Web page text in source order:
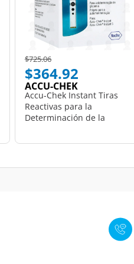
Price reduced from
$725.06to
$364.92
ACCU-CHEK
Accu-Chek Instant Tiras
Reactivas para la
Determinación de la